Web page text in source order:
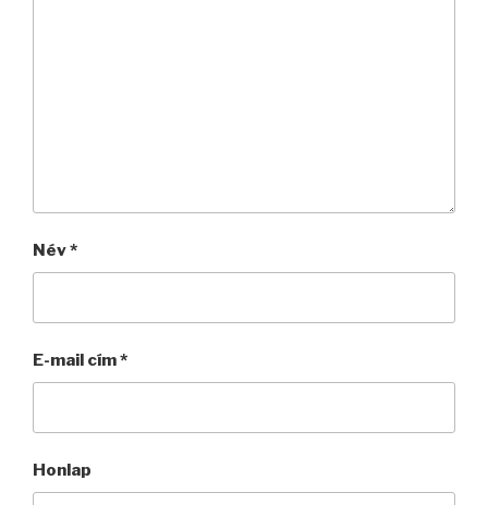
Név*
E-mail cím*
Honlap